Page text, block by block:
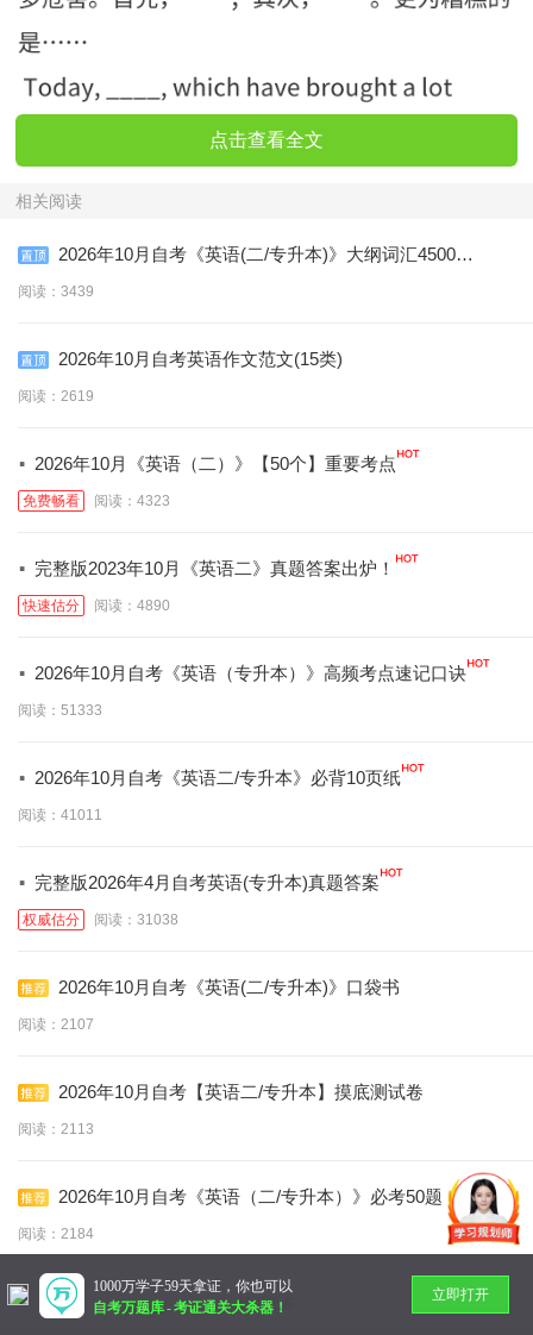
点击查看全文
相关阅读
2026年10月自考《英语(二/专升本)》大纲词汇4500个
(含音标)
阅读：3439
2026年10月自考英语作文范文(15类)
阅读：2619
· 2026年10月《英语（二）》【50个】重要考点
免费畅看 阅读：4323
· 完整版2023年10月《英语二》真题答案出炉！
快速估分 阅读：4890
· 2026年10月自考《英语（专升本）》高频考点速记口诀
阅读：51333
· 2026年10月自考《英语二/专升本》必背10页纸
阅读：41011
· 完整版2026年4月自考英语(专升本)真题答案
权威估分 阅读：31038
2026年10月自考《英语(二/专升本)》口袋书
阅读：2107
2026年10月自考【英语二/专升本】摸底测试卷
阅读：2113
2026年10月自考《英语（二/专升本）》必考50题
阅读：2184
暂无更多
1000万学子59天拿证，你也可以
自考万题库-考证通关大杀器！
立即打开